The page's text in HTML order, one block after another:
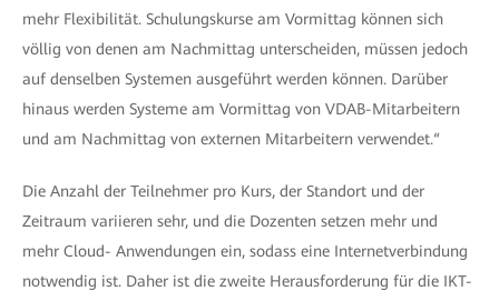
mehr Flexibilität. Schulungskurse am Vormittag können sich
völlig von denen am Nachmittag unterscheiden, müssen jedoch
auf denselben Systemen ausgeführt werden können. Darüber
hinaus werden Systeme am Vormittag von VDAB-Mitarbeitern
und am Nachmittag von externen Mitarbeitern verwendet.“
Die Anzahl der Teilnehmer pro Kurs, der Standort und der
Zeitraum variieren sehr, und die Dozenten setzen mehr und
mehr Cloud- Anwendungen ein, sodass eine Internetverbindung
notwendig ist. Daher ist die zweite Herausforderung für die IKT-